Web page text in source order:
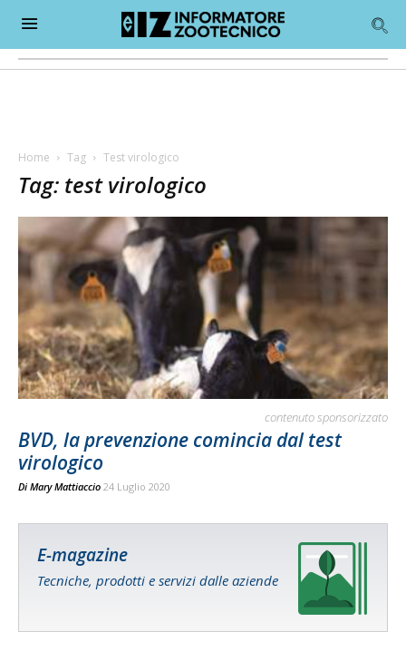
Home Tag Test virologico
Tag: test virologico
contenuto sponsorizzato
BVD, la prevenzione comincia dal test
virologico
Di Mary Mattiaccio 24 Luglio 2020
E-magazine
Tecniche, prodotti e servizi dalle aziende